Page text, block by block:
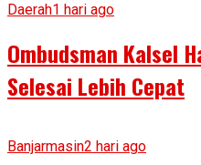
Daerah1 hari ago
Ombudsman Kalsel
Selesai Lebih Cepat
Banjarmasin2 hari ago